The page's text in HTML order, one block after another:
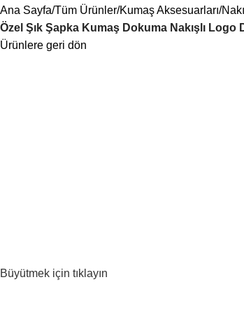
Ana Sayfa Tüm Ürünler Kumaş Aksesuarları
Özel Şık Şapka Kumaş Dokuma Nakışlı
Ürünlere geri dön
Büyütmek için tıklayın